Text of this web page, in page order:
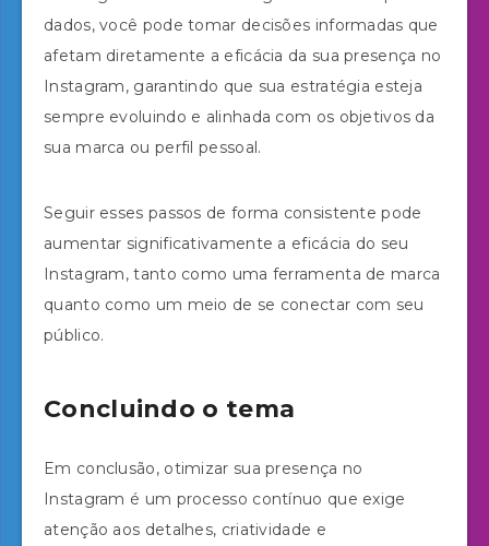
dados, você pode tomar decisões informadas que
afetam diretamente a eficácia da sua presença no
Instagram, garantindo que sua estratégia esteja
sempre evoluindo e alinhada com os objetivos da
sua marca ou perfil pessoal.
Seguir esses passos de forma consistente pode
aumentar significativamente a eficácia do seu
Instagram, tanto como uma ferramenta de marca
quanto como um meio de se conectar com seu
público.
Concluindo o tema
Em conclusão, otimizar sua presença no
Instagram é um processo contínuo que exige
atenção aos detalhes, criatividade e